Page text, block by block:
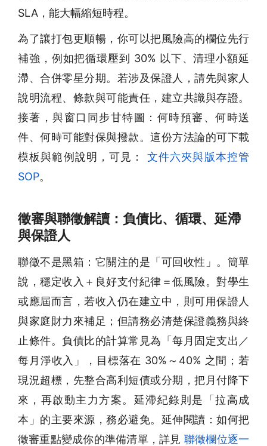
SLA，能大幅縮短時程。
為了讓打包更順暢，你可以把風險高的欄位先行
補強，例如把循環壓到 30% 以下、清理小額延
滯、合併零星分期。若涉及保證人，請先與家人
說明流程、條款與可能責任，建立共識與存證。
接著，與窗口同步甘特圖：何時預審、何時送
件、何時可能對保與撥款。這份方法論的可下載
模板與範例說明，可見：
文件六夾與版本控管
SOP。
徵審與聯徵解讀：負債比、循環、延滯
與保證人
聯徵不是黑箱：它關注的是「可回收性」。簡單
說，穩定收入＋良好支付紀律＝低風險。對學生
或應屆而言，若收入仍在建立中，則可用保證人
與家庭財力來補足；但請務必清楚保證義務與終
止條件。負債比的計算常見為「每月固定支出／
每月淨收入」，目標落在 30%～40% 之間；若
現況超標，先整合高利短債或分期，把月付降下
來，再啟動主力方案。延滯紀錄則是「拉高成
本」的主要來源，務必避免。延伸閱讀：如何把
徵審重點變成你的準備清單，詳見 聯徵欄位逐一